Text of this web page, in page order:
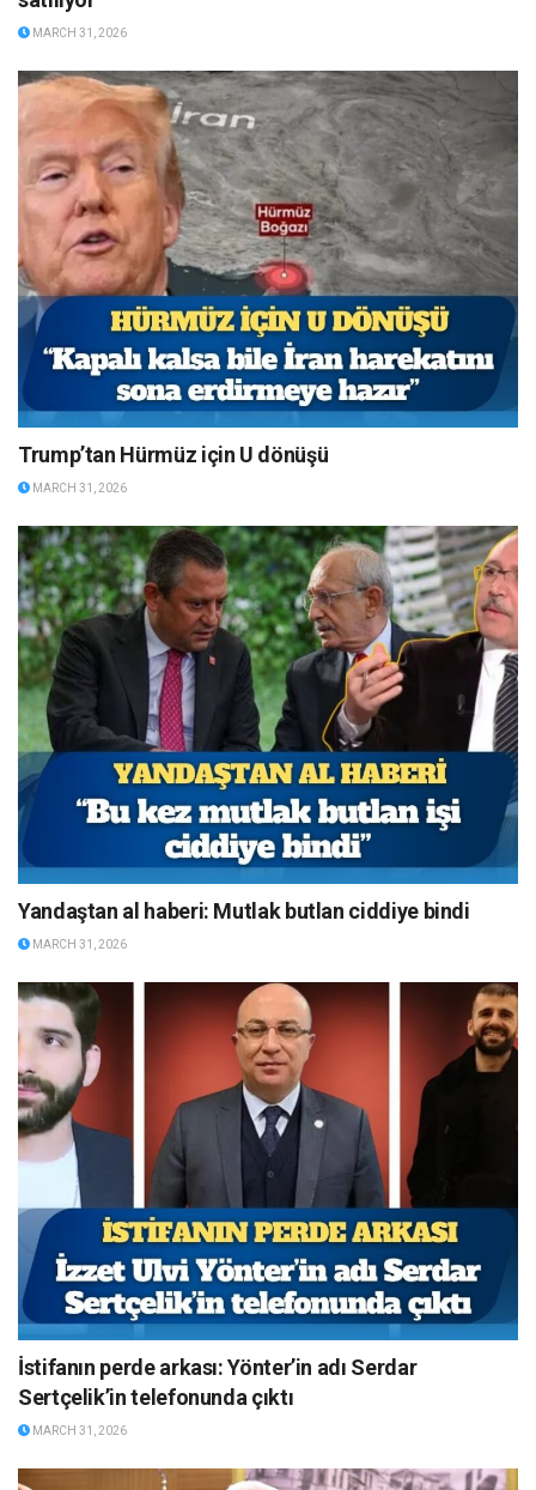
MARCH 31, 2026
Trump’tan Hürmüz için U dönüşü
MARCH 31, 2026
Yandaştan al haberi: Mutlak butlan ciddiye bindi
MARCH 31, 2026
İstifanın perde arkası: Yönter’in adı Serdar
Sertçelik’in telefonunda çıktı
MARCH 31, 2026